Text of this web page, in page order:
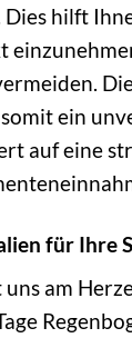
hilft
somit ein
auf eine
für Ihre
am